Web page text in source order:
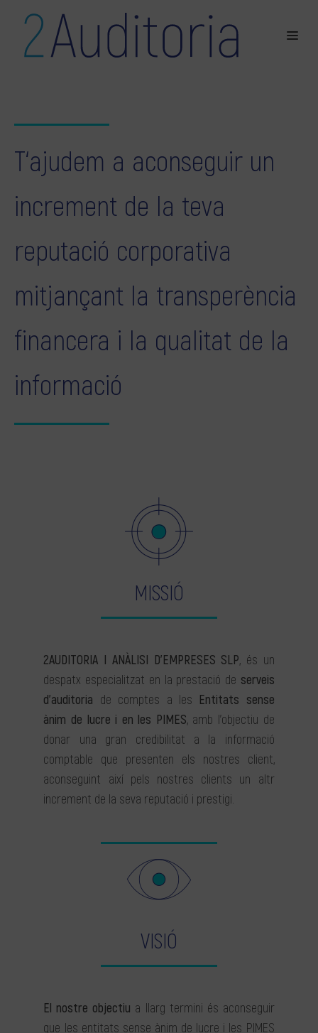
T‘ajudem a aconseguir un
increment de la teva
reputació corporativa
mitjançant la transperència
financera i la qualitat de la
informació
MISSIÓ
2AUDITORIA I ANÀLISI D’EMPRESES SLP, és un
despatx especialitzat en la prestació de serveis
d’auditoria de comptes a les Entitats sense
ànim de lucre i en les PIMES, amb l’objectiu de
donar una gran credibilitat a la informació
comptable que presenten els nostres client,
aconseguint així pels nostres clients un altr
increment de la seva reputació i prestigi.
VISIÓ
El nostre objectiu a llarg termini és aconseguir
que les entitats sense ànim de lucre i les PIMES